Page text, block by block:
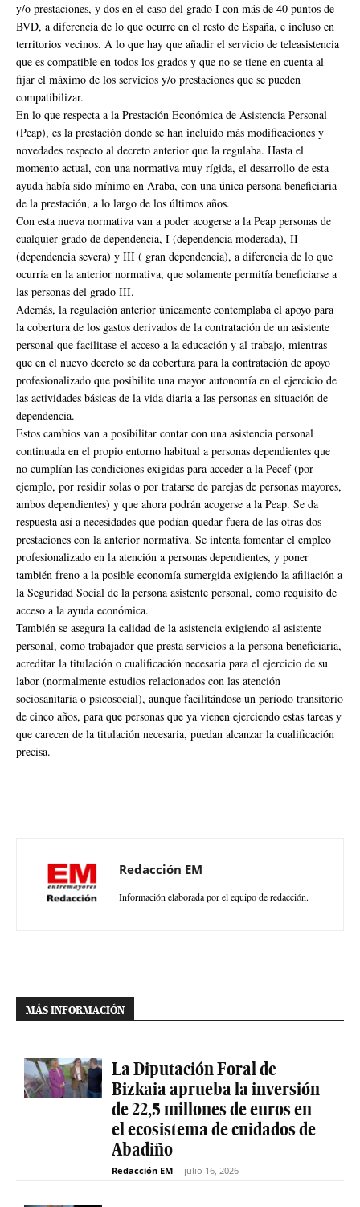
y/o prestaciones, y dos en el caso del grado I con más de 40 puntos de
BVD, a diferencia de lo que ocurre en el resto de España, e incluso en
territorios vecinos. A lo que hay que añadir el servicio de teleasistencia
que es compatible en todos los grados y que no se tiene en cuenta al
fijar el máximo de los servicios y/o prestaciones que se pueden
compatibilizar.
En lo que respecta a la Prestación Económica de Asistencia Personal
(Peap), es la prestación donde se han incluido más modificaciones y
novedades respecto al decreto anterior que la regulaba. Hasta el
momento actual, con una normativa muy rígida, el desarrollo de esta
ayuda había sido mínimo en Araba, con una única persona beneficiaria
de la prestación, a lo largo de los últimos años.
Con esta nueva normativa van a poder acogerse a la Peap personas de
cualquier grado de dependencia, I (dependencia moderada), II
(dependencia severa) y III ( gran dependencia), a diferencia de lo que
ocurría en la anterior normativa, que solamente permitía beneficiarse a
las personas del grado III.
Además, la regulación anterior únicamente contemplaba el apoyo para
la cobertura de los gastos derivados de la contratación de un asistente
personal que facilitase el acceso a la educación y al trabajo, mientras
que en el nuevo decreto se da cobertura para la contratación de apoyo
profesionalizado que posibilite una mayor autonomía en el ejercicio de
las actividades básicas de la vida diaria a las personas en situación de
dependencia.
Estos cambios van a posibilitar contar con una asistencia personal
continuada en el propio entorno habitual a personas dependientes que
no cumplían las condiciones exigidas para acceder a la Pecef (por
ejemplo, por residir solas o por tratarse de parejas de personas mayores,
ambos dependientes) y que ahora podrán acogerse a la Peap. Se da
respuesta así a necesidades que podían quedar fuera de las otras dos
prestaciones con la anterior normativa. Se intenta fomentar el empleo
profesionalizado en la atención a personas dependientes, y poner
también freno a la posible economía sumergida exigiendo la afiliación a
la Seguridad Social de la persona asistente personal, como requisito de
acceso a la ayuda económica.
También se asegura la calidad de la asistencia exigiendo al asistente
personal, como trabajador que presta servicios a la persona beneficiaria,
acreditar la titulación o cualificación necesaria para el ejercicio de su
labor (normalmente estudios relacionados con las atención
sociosanitaria o psicosocial), aunque facilitándose un período transitorio
de cinco años, para que personas que ya vienen ejerciendo estas tareas y
que carecen de la titulación necesaria, puedan alcanzar la cualificación
precisa.
Redacción EM
Información elaborada por el equipo de redacción.
MÁS INFORMACIÓN
La Diputación Foral de
Bizkaia aprueba la inversión
de 22,5 millones de euros en
el ecosistema de cuidados de
Abadiño
Redacción EM - julio 16, 2026